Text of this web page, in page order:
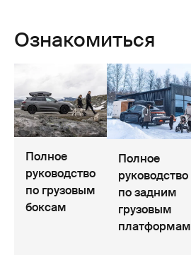
Ознакомиться
Полное
руководство
по грузовым
боксам
Полное
руководство
по задним
грузовым
платформам